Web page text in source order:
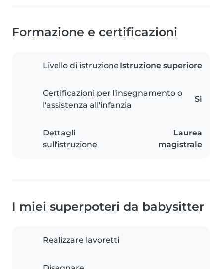
Formazione e certificazioni
Livello di istruzione Istruzione superiore
Certificazioni per l'insegnamento o
l'assistenza all'infanzia
Sì
Dettagli
sull'istruzione
Laurea
magistrale
I miei superpoteri da babysitter
Realizzare lavoretti